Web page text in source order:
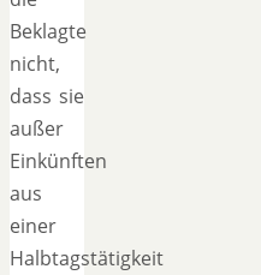
Beklagte
nicht,
dass sie
außer
Einkünften
aus
einer
Halbtagstätigkeit